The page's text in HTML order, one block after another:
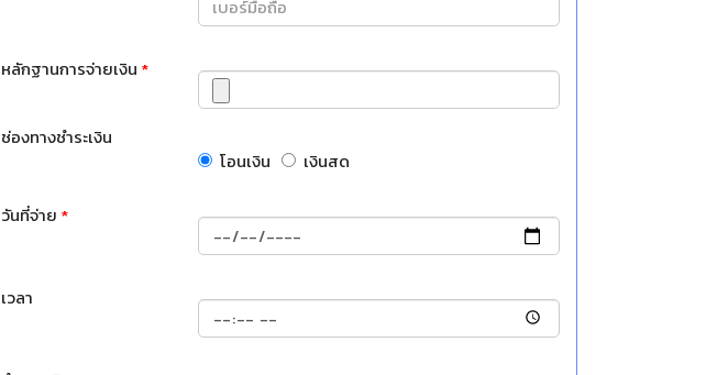
หลักฐานการจ่ายเงิน *
ช่องทางชำระเงิน
โอนเงิน
เงินสด
วันที่จ่าย *
เวลา